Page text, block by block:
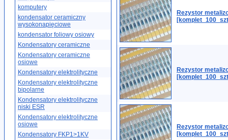
komputery
kondensator ceramiczny
wysokonapięciowe
kondensator foliowy osiowy
Kondensatory ceramiczne
Kondensatory ceramiczne
osiowe
Kondensatory elektrolityczne
Kondensatory elektrolityczne
bipolarne
Kondensatory elektrolityczne
niski ESR
Kondensatory elektrolityczne
osiowe
Kondensatory FKP1>1KV
Rezystor
Rezystor
Rezystor